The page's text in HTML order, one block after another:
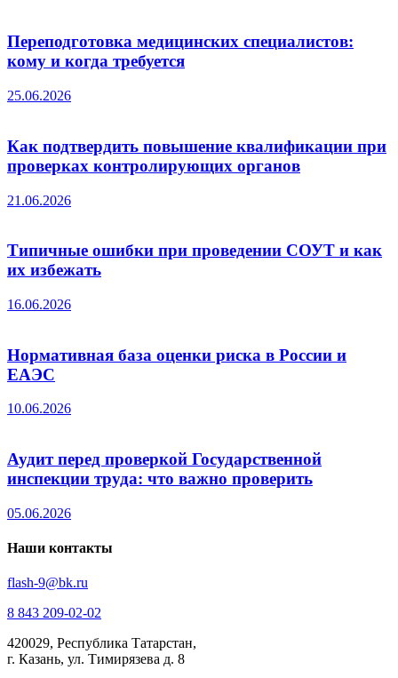
Переподготовка медицинских специалистов:
кому и когда требуется
25.06.2026
Как подтвердить повышение квалификации при
проверках контролирующих органов
21.06.2026
Типичные ошибки при проведении СОУТ и как
их избежать
16.06.2026
Нормативная база оценки риска в России и
ЕАЭС
10.06.2026
Аудит перед проверкой Государственной
инспекции труда: что важно проверить
05.06.2026
Наши контакты
flash-9@bk.ru
8 843 209-02-02
420029, Республика Татарстан,
г. Казань, ул. Тимирязева д. 8